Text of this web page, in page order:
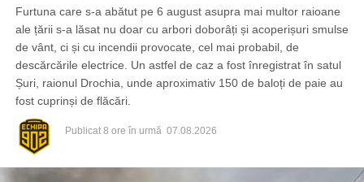
Furtuna care s-a abătut pe 6 august asupra mai multor raioane
ale țării s-a lăsat nu doar cu arbori doborâți și acoperișuri smulse
de vânt, ci și cu incendii provocate, cel mai probabil, de
descărcările electrice. Un astfel de caz a fost înregistrat în satul
Șuri, raionul Drochia, unde aproximativ 150 de baloți de paie au
fost cuprinși de flăcări.
Publicat 8 ore în urmă 07.08.2026